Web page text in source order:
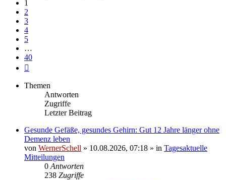
1
2
3
4
5
…
40
Themen
Antworten
Zugriffe
Letzter Beitrag
Gesunde Gefäße, gesundes Gehirn: Gut 12 Jahre länger ohne
Demenz leben
von WernerSchell » 10.08.2026, 07:18 » in Tagesaktuelle
Mitteilungen
0 Antworten
238 Zugriffe